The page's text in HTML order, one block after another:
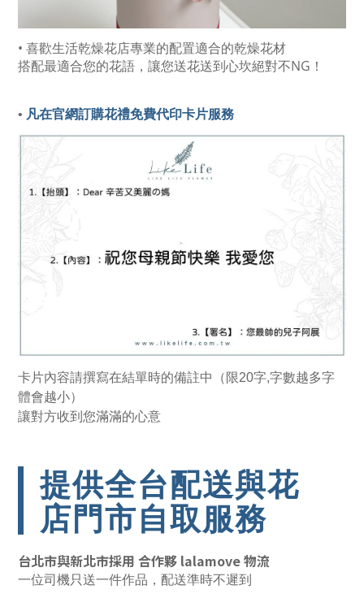
• 喜歡生活乾燥花店專業的配置適合的乾燥花材
搭配最適合您的花語，讓您送花送到心坎絕對不NG！
• 凡在官網訂購花禮免費代印卡片服務
卡片內容請撰寫在結單時的備註中（限20字,字數越多字
體會越小）
讓對方收到您滿滿的心意
提供全台配送與花
店門市自取服務
台北市與新北市採用 合作夥 lalamove 物流
一位司機只送一件作品，配送準時不遲到